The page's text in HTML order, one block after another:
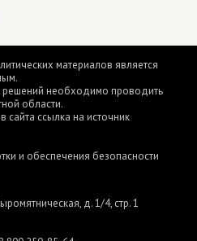
материалов является
решений необходимо проводить
области.
сайта ссылка на источник
и обеспечения безопасности
д. 1/4, стр. 1